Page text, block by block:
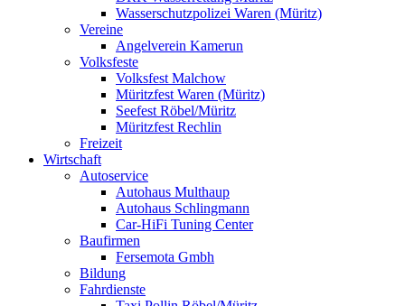
Wasserschutzpolizei Waren (Müritz)
Vereine
Angelverein Kamerun
Volksfeste
Volksfest Malchow
Müritzfest Waren (Müritz)
Seefest Röbel/Müritz
Müritzfest Rechlin
Freizeit
Wirtschaft
Autoservice
Autohaus Multhaup
Autohaus Schlingmann
Car-HiFi Tuning Center
Baufirmen
Fersemota Gmbh
Bildung
Fahrdienste